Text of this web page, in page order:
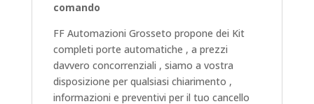
comando
FF Automazioni Grosseto propone dei Kit
completi porte automatiche , a prezzi
davvero concorrenziali , siamo a vostra
disposizione per qualsiasi chiarimento ,
informazioni e preventivi per il tuo cancello